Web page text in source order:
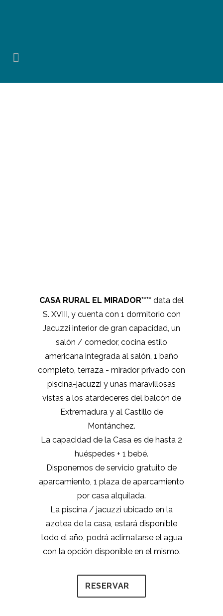
CASA RURAL EL MIRADOR**** data del
S. XVIII, y cuenta con 1 dormitorio con
Jacuzzi interior de gran capacidad, un
salón / comedor, cocina estilo
americana integrada al salón, 1 baño
completo, terraza - mirador privado con
piscina-jacuzzi y unas maravillosas
vistas a los atardeceres del balcón de
Extremadura y al Castillo de
Montánchez.
La capacidad de la Casa es de hasta 2
huéspedes + 1 bebé.
Disponemos de servicio gratuito de
aparcamiento, 1 plaza de aparcamiento
por casa alquilada.
La piscina / jacuzzi ubicado en la
azotea de la casa, estará disponible
todo el año, podrá aclimatarse el agua
con la opción disponible en el mismo.
RESERVAR